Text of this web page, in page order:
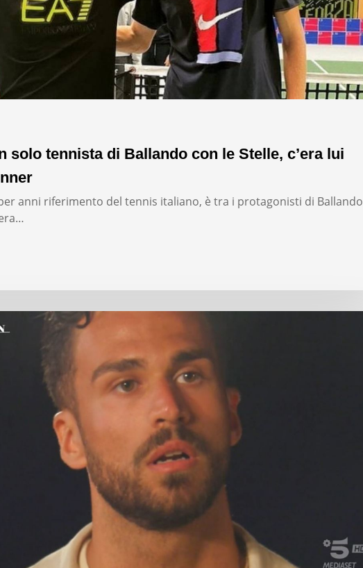
solo tennista di Ballando con le Stelle, c’era lui
anni riferimento del tennis italiano, è tra i protagonisti di Ballando